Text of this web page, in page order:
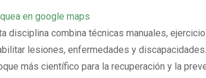
en google maps
disciplina combina técnicas manuales,
lesiones, enfermedades y
más científico para la recuperación y la